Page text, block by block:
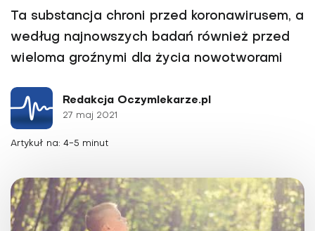
Ta substancja chroni przed koronawirusem, a
według najnowszych badań również przed
wieloma groźnymi dla życia nowotworami
Redakcja Oczymlekarze.pl
27 maj 2021
Artykuł na: 4-5 minut